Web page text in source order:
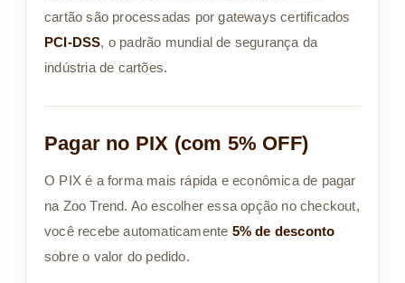
cartão são processadas por gateways certificados
PCI-DSS, o padrão mundial de segurança da
indústria de cartões.
Pagar no PIX (com 5% OFF)
O PIX é a forma mais rápida e econômica de pagar
na Zoo Trend. Ao escolher essa opção no checkout,
você recebe automaticamente 5% de desconto
sobre o valor do pedido.